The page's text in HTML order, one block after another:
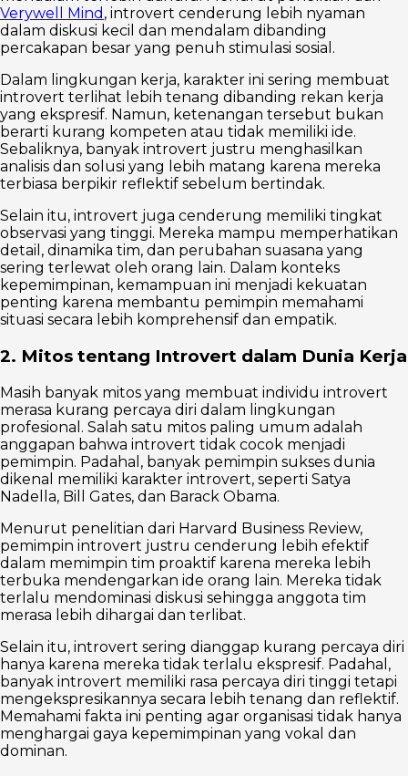
Verywell Mind , introvert cenderung lebih nyaman
dalam diskusi kecil dan mendalam dibanding
percakapan besar yang penuh stimulasi sosial.
Dalam lingkungan kerja, karakter ini sering membuat
introvert terlihat lebih tenang dibanding rekan kerja
yang ekspresif. Namun, ketenangan tersebut bukan
berarti kurang kompeten atau tidak memiliki ide.
Sebaliknya, banyak introvert justru menghasilkan
analisis dan solusi yang lebih matang karena mereka
terbiasa berpikir reflektif sebelum bertindak.
Selain itu, introvert juga cenderung memiliki tingkat
observasi yang tinggi. Mereka mampu memperhatikan
detail, dinamika tim, dan perubahan suasana yang
sering terlewat oleh orang lain. Dalam konteks
kepemimpinan, kemampuan ini menjadi kekuatan
penting karena membantu pemimpin memahami
situasi secara lebih komprehensif dan empatik.
2. Mitos tentang Introvert dalam Dunia Kerja
Masih banyak mitos yang membuat individu introvert
merasa kurang percaya diri dalam lingkungan
profesional. Salah satu mitos paling umum adalah
anggapan bahwa introvert tidak cocok menjadi
pemimpin. Padahal, banyak pemimpin sukses dunia
dikenal memiliki karakter introvert, seperti Satya
Nadella, Bill Gates, dan Barack Obama.
Menurut penelitian dari Harvard Business Review,
pemimpin introvert justru cenderung lebih efektif
dalam memimpin tim proaktif karena mereka lebih
terbuka mendengarkan ide orang lain. Mereka tidak
terlalu mendominasi diskusi sehingga anggota tim
merasa lebih dihargai dan terlibat.
Selain itu, introvert sering dianggap kurang percaya diri
hanya karena mereka tidak terlalu ekspresif. Padahal,
banyak introvert memiliki rasa percaya diri tinggi tetapi
mengekspresikannya secara lebih tenang dan reflektif.
Memahami fakta ini penting agar organisasi tidak hanya
menghargai gaya kepemimpinan yang vokal dan
dominan.